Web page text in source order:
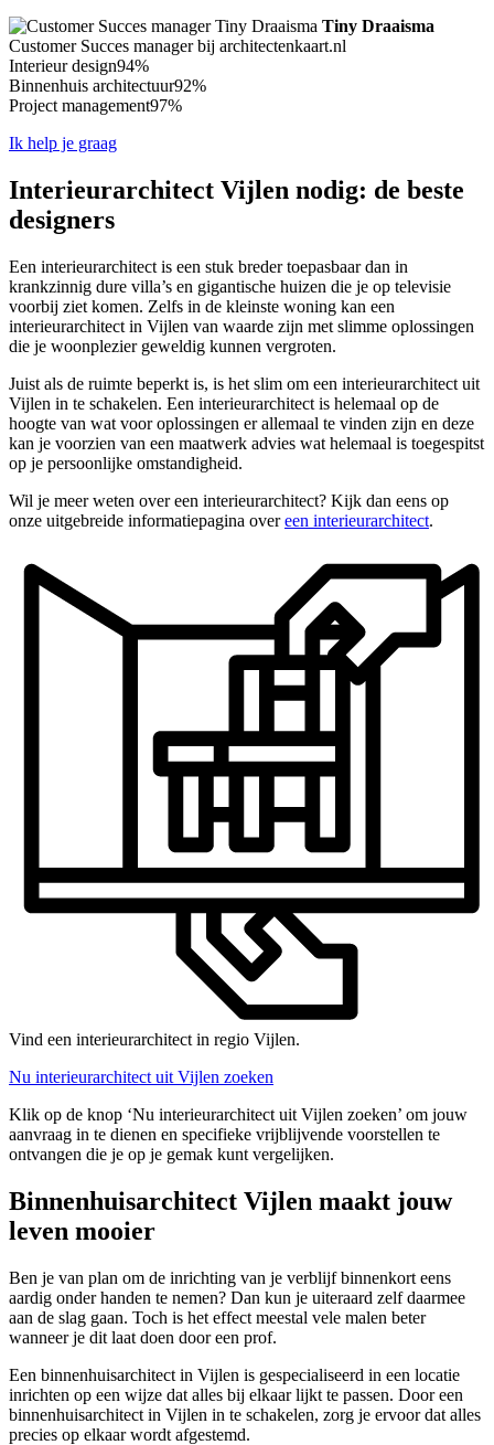
Tiny Draaisma
Customer Succes manager bij architectenkaart.nl
Interieur design94%
Binnenhuis architectuur92%
Project management97%
Ik help je graag
Interieurarchitect Vijlen nodig: de beste
designers
Een interieurarchitect is een stuk breder toepasbaar dan in
krankzinnig dure villa’s en gigantische huizen die je op televisie
voorbij ziet komen. Zelfs in de kleinste woning kan een
interieurarchitect in Vijlen van waarde zijn met slimme oplossingen
die je woonplezier geweldig kunnen vergroten.
Juist als de ruimte beperkt is, is het slim om een interieurarchitect uit
Vijlen in te schakelen. Een interieurarchitect is helemaal op de
hoogte van wat voor oplossingen er allemaal te vinden zijn en deze
kan je voorzien van een maatwerk advies wat helemaal is toegespitst
op je persoonlijke omstandigheid.
Wil je meer weten over een interieurarchitect? Kijk dan eens op
onze uitgebreide informatiepagina overeen interieurarchitect.
Vind een interieurarchitect in regio Vijlen.
Nu interieurarchitect uit Vijlen zoeken
Klik op de knop ‘Nu interieurarchitect uit Vijlen zoeken’ om jouw
aanvraag in te dienen en specifieke vrijblijvende voorstellen te
ontvangen die je op je gemak kunt vergelijken.
Binnenhuisarchitect Vijlen maakt jouw
leven mooier
Ben je van plan om de inrichting van je verblijf binnenkort eens
aardig onder handen te nemen? Dan kun je uiteraard zelf daarmee
aan de slag gaan. Toch is het effect meestal vele malen beter
wanneer je dit laat doen door een prof.
Een binnenhuisarchitect in Vijlen is gespecialiseerd in een locatie
inrichten op een wijze dat alles bij elkaar lijkt te passen. Door een
binnenhuisarchitect in Vijlen in te schakelen, zorg je ervoor dat alles
precies op elkaar wordt afgestemd.